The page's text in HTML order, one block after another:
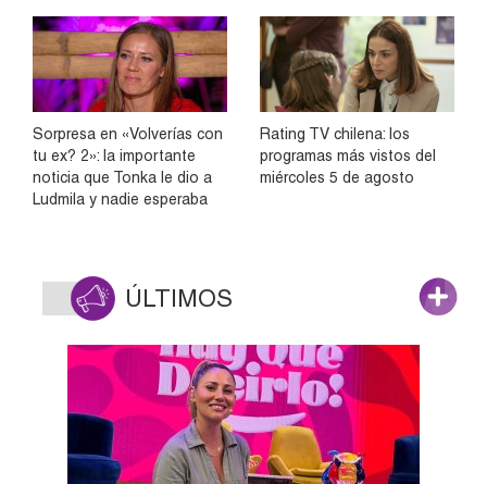
Sorpresa en «Volverías con
tu ex? 2»: la importante
noticia que Tonka le dio a
Ludmila y nadie esperaba
Rating TV chilena: los
programas más vistos del
miércoles 5 de agosto
ÚLTIMOS